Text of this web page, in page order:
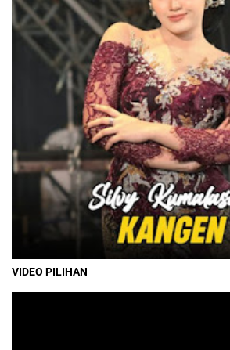
VIDEO PILIHAN